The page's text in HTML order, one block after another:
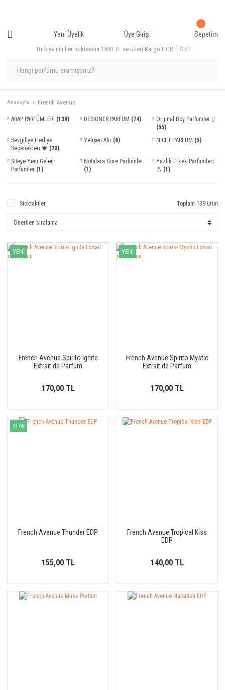
Türkiye'nin her noktasına 1500 TL ve üzeri Kargo ÜCRETSİZ!
Yeni Üyelik Üye Girişi Sepetim
Anasayfa French Avenue
ARAP PARFÜMLERİ (139) DESIGNER PARFÜM (74)
Orijinal Boy Parfumler ⌷
(55)
Sevgiliye Hediye
Seçenekleri 🍁 (20)
Yetişen Alır (6) NICHE PARFÜM (5)
Siteye Yeni Gelen
Parfümler (1)
Notalara Göre Parfümler
(1)
Yazlık Erkek Parfümleri
⚓ (1)
Stoktakiler Toplam 139 ürün
YENİ
French Avenue Spirito Ignite
Extrait de Parfum
170,00 TL
YENİ
French Avenue Spirito Mystic
Extrait de Parfum
170,00 TL
YENİ
French Avenue Thunder EDP
155,00 TL
French Avenue Tropical Kiss
EDP
140,00 TL